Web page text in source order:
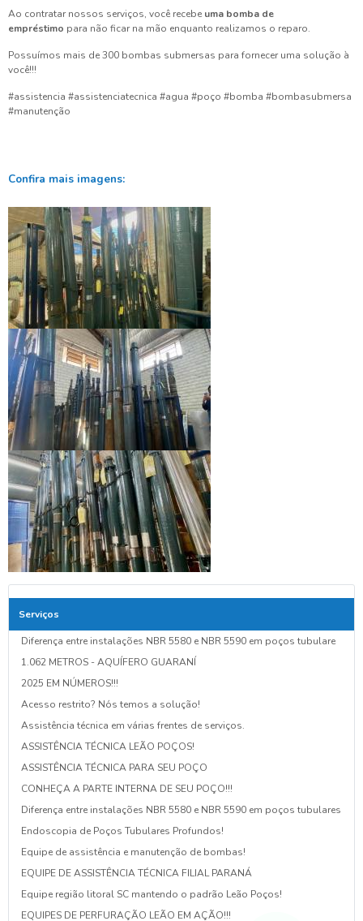
Ao contratar nossos serviços, você recebe uma bomba de
empréstimo para não ficar na mão enquanto realizamos o reparo.
Possuímos mais de 300 bombas submersas para fornecer uma solução à
você!!!
#assistencia #assistenciatecnica #agua #poço #bomba #bombasubmersa
#manutenção
Confira mais imagens:
Serviços
Diferença entre instalações NBR 5580 e NBR 5590 em poços tubulare
1.062 METROS - AQUÍFERO GUARANÍ
2025 EM NÚMEROS!!!
Acesso restrito? Nós temos a solução!
Assistência técnica em várias frentes de serviços.
ASSISTÊNCIA TÉCNICA LEÃO POÇOS!
ASSISTÊNCIA TÉCNICA PARA SEU POÇO
CONHEÇA A PARTE INTERNA DE SEU POÇO!!!
Diferença entre instalações NBR 5580 e NBR 5590 em poços tubulares
Endoscopia de Poços Tubulares Profundos!
Equipe de assistência e manutenção de bombas!
EQUIPE DE ASSISTÊNCIA TÉCNICA FILIAL PARANÁ
Equipe região litoral SC mantendo o padrão Leão Poços!
EQUIPES DE PERFURAÇÃO LEÃO EM AÇÃO!!!